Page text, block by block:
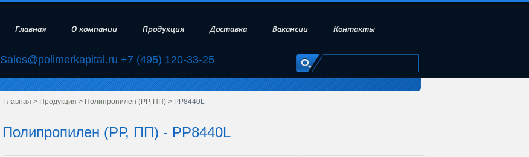
+7 (495) 120-33-25
Sales@polimerkapital.ru
Главная О компании Продукция Доставка Вакансии Контакты
Главная > Продукция > Полипропилен (РР, ПП) > PP8440L
Полипропилен (РР, ПП) - PP8440L